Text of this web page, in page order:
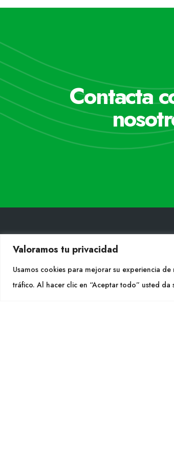
Valoramos tu privacidad
Usamos cookies para mejorar su experiencia
tráfico. Al hacer clic en “Aceptar todo” usted
Contacta